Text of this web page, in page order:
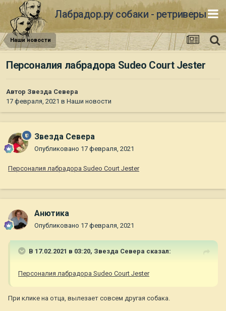
Лабрадор.ру собаки - ретриверы
Наши новости
Персоналия лабрадора Sudeo Court Jester
Автор Звезда Севера
17 февраля, 2021 в Наши новости
Звезда Севера
Опубликовано 17 февраля, 2021
Персоналия лабрадора Sudeo Court Jester
Анютика
Опубликовано 17 февраля, 2021
В 17.02.2021 в 03:20, Звезда Севера сказал:
Персоналия лабрадора Sudeo Court Jester
При клике на отца, вылезает совсем другая собака.